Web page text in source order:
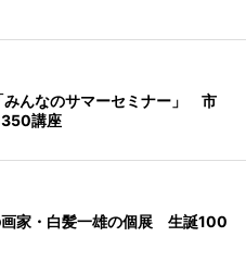
みんなのサマーセミナー」 市
350講座
画家・白髪一雄の個展 生誕100